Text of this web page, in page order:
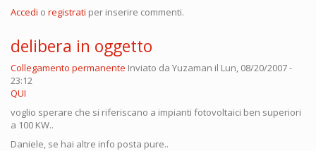
Accedi o registrati per inserire commenti.
delibera in oggetto
Collegamento permanente Inviato da Yuzaman il Lun, 08/20/2007 -
23:12
QUI
voglio sperare che si riferiscano a impianti fotovoltaici ben superiori
a 100 KW..
Daniele, se hai altre info posta pure..